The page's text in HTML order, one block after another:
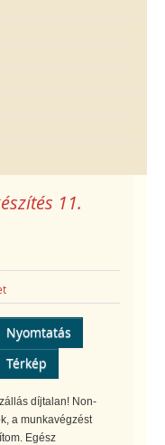
11.
Nyomtatás
Térkép
díjtalan! Non-
a munkavégzést
Egész